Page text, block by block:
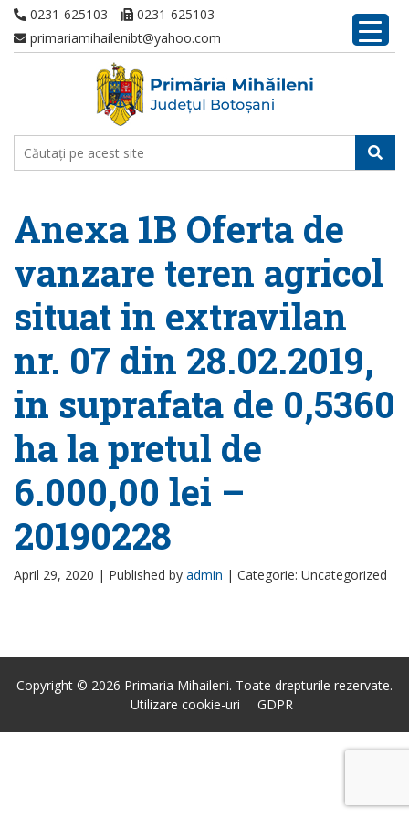
0231-625103
0231-625103
primariamihailenibt@yahoo.com
Anexa 1B Oferta de
vanzare teren agricol
situat in extravilan
nr. 07 din 28.02.2019,
in suprafata de 0,5360
ha la pretul de
6.000,00 lei –
20190228
April 29, 2020 | Published by admin | Categorie: Uncategorized
Copyright © 2026 Primaria Mihaileni. Toate drepturile rezervate.
Utilizare cookie-uri
GDPR